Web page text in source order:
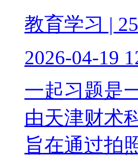
教育学习 |
2026-04-19
一起习题是
由天津财术
旨在通过拍